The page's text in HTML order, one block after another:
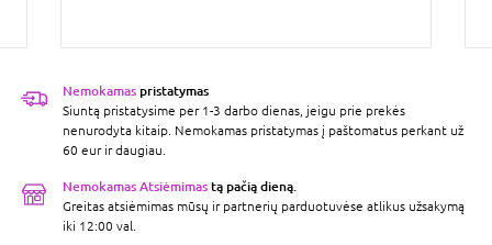
Nemokamas pristatymas
Siuntą pristatysime per 1-3 darbo dienas, jeigu prie prekės
nenurodyta kitaip. Nemokamas pristatymas į paštomatus perkant už
60 eur ir daugiau.
Nemokamas Atsiėmimas tą pačią dieną.
Greitas atsiėmimas mūsų ir partnerių parduotuvėse atlikus užsakymą
iki 12:00 val.